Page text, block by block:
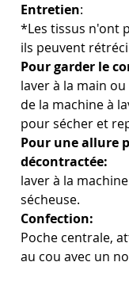
Entretien:
*Les tissus n'ont
ils peuvent
Pour garder le
laver à la main
de la machine à
pour sécher et
Pour une allure
décontractée:
laver à la
sécheuse.
Confection:
Poche centrale,
au cou avec un